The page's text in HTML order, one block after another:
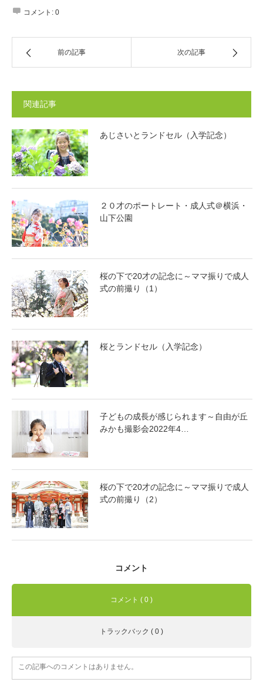
コメント: 0
前の記事 次の記事
関連記事
あじさいとランドセル（入学記念）
２０才のポートレート・成人式＠横浜・
山下公園
桜の下で20才の記念に～ママ振りで成人
式の前撮り（1）
桜とランドセル（入学記念）
子どもの成長が感じられます～自由が丘
みかも撮影会2022年4…
桜の下で20才の記念に～ママ振りで成人
式の前撮り（2）
コメント
コメント ( 0 )
トラックバック ( 0 )
この記事へのコメントはありません。